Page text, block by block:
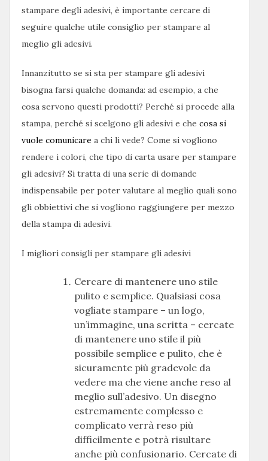
stampare degli adesivi, è importante cercare di
seguire qualche utile consiglio per stampare al
meglio gli adesivi.
Innanzitutto se si sta per stampare gli adesivi
bisogna farsi qualche domanda: ad esempio, a che
cosa servono questi prodotti? Perché si procede alla
stampa, perché si scelgono gli adesivi e che cosa si
vuole comunicare a chi li vede? Come si vogliono
rendere i colori, che tipo di carta usare per stampare
gli adesivi? Si tratta di una serie di domande
indispensabile per poter valutare al meglio quali sono
gli obbiettivi che si vogliono raggiungere per mezzo
della stampa di adesivi.
I migliori consigli per stampare gli adesivi
Cercare di mantenere uno stile
pulito e semplice. Qualsiasi cosa
vogliate stampare – un logo,
un’immagine, una scritta – cercate
di mantenere uno stile il più
possibile semplice e pulito, che è
sicuramente più gradevole da
vedere ma che viene anche reso al
meglio sull’adesivo. Un disegno
estremamente complesso e
complicato verrà reso più
difficilmente e potrà risultare
anche più confusionario. Cercate di